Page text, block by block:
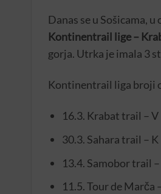
Danas se u Sošicama,
Kontinentrail lige –
gorja. Utrka je imala 3
Kontinentrail liga broji
16.3. Krabat trail – V
30.3. Sahara trail – K
13.4. Samobor trail –
11.5. Tour de Marča